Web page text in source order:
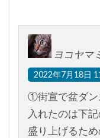
ヨコヤマ
2022年7月18日
①街宣で盆ダン
入れたのは下
盛り上げるた